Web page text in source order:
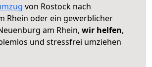
von Rostock nach
Rhein oder ein gewerblicher
am Rhein, wir helfen,
und stressfrei umziehen